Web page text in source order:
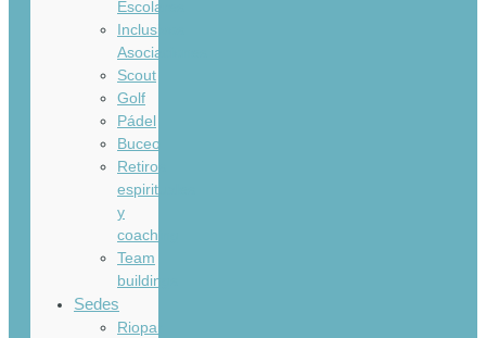
Escolares
Inclusivos
Asociaciones
Scout
Golf
Pádel
Buceo
Retiros
espirituales
y
coaching
Team
buildings
Sedes
Riopar